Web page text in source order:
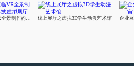
线上展厅之虚拟3D学生动漫艺术馆